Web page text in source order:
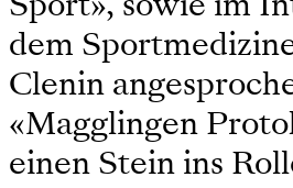
dem
Clenin
«Magglingen
einen Stein ins